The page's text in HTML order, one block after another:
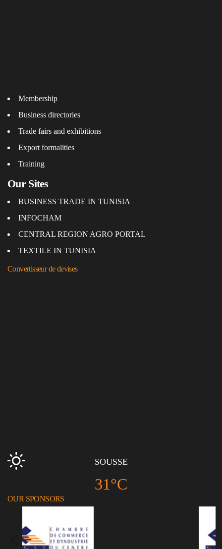
Membership
Business directories
Trade fairs and exhibitions
Export formalities
Training
Our Sites
BUSINESS TRADE IN TUNISIA
INFOCHAM
CENTRAL REGION AGRO PORTAL
TEXTILE IN TUNISIA
Convertisseur de devises
SOUSSE
31°C
OUR SPONSORS